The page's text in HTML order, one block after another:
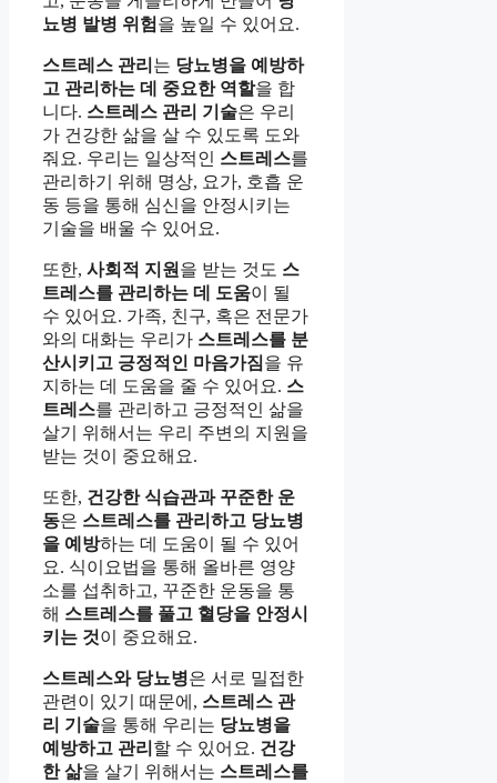
뇨병 발병 위험 을 높일 수 있어요.
스트레스 관리 는 당뇨병을 예방하
고 관리하는 데 중요한 역할을 합
니다. 스트레스 관리 기술은 우리
가 건강한 삶을 살 수 있도록 도와
줘요. 우리는 일상적인 스트레스를
관리하기 위해 명상, 요가, 호흡 운
동 등을 통해 심신을 안정시키는
기술을 배울 수 있어요.
또한, 사회적 지원 을 받는 것도 스
트레스를 관리하는 데 도움이 될
수 있어요. 가족, 친구, 혹은 전문가
와의 대화는 우리가 스트레스를 분
산시키고 긍정적인 마음가짐을 유
지하는 데 도움을 줄 수 있어요. 스
트레스를 관리하고 긍정적인 삶을
살기 위해서는 우리 주변의 지원을
받는 것이 중요해요.
또한, 건강한 식습관과 꾸준한 운
동은 스트레스를 관리하고 당뇨병
을 예방하는 데 도움이 될 수 있어
요. 식이요법을 통해 올바른 영양
소를 섭취하고, 꾸준한 운동을 통
해 스트레스를 풀고 혈당을 안정시
키는 것이 중요해요.
스트레스와 당뇨병은 서로 밀접한
관련이 있기 때문에, 스트레스 관
리 기술을 통해 우리는 당뇨병을
예방하고 관리 할 수 있어요. 건강
한 삶을 살기 위해서는 스트레스를